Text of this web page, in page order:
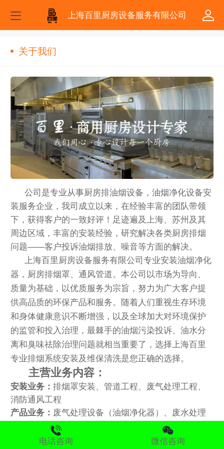
上海百里厨房设备服务有限公司
关于我们
公司是专业从事厨房排油烟设备，油烟净化设备安
装服务企业，我司成立以来，在经验丰富的团队带领
下，获得客户的一致好评！足迹遍及上海、苏州及其
周边区域，丰富的安装经验，研究解决各类厨房排烟
问题——客户投诉油烟排放、噪音等方面的解决。
上海百里厨房设备服务有限公司专业安装油烟净化
器，厨房排烟罩、通风管道。本公司以市场为导向、
质量为基础，以优质服务为宗旨，努力为广大客户提
供高品质的环保产品和服务。
随着人们重视生存环境
和身体健康意识不断增强，以及全球加大对环境保护
的监管和投入治理，最棘手的油烟污染投诉、油水分
离和臭味祛除治理问题就相当重要了 ， 选择上海百里
专业排烟系统安装及维保清洗是您正确的选择。
主营业务内容：
安装业务： 排烟罩安装、管道工程、废气处理工程、
消防通风工程
产品业务： 废气处理设备（油烟净化器）、废水处理
设备（油水分离器、隔油池）、排风机、厨房排烟工
程配套设备电话咨询 微信咨询